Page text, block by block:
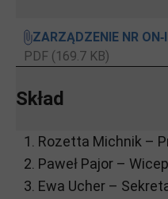
ZARZĄDZENIE NR
PDF (169.7 KB)
Skład
Rozetta Michnik –
Paweł Pajor –
Ewa Ucher –